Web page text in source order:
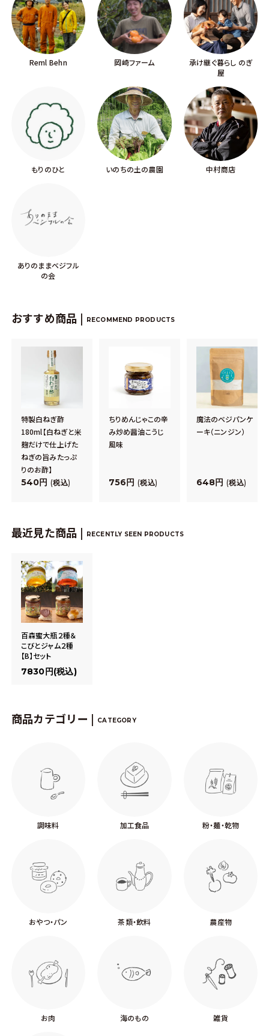
Reml Behn 岡崎ファーム
承け継ぐ暮らし のぎ
屋
もりのひと いのちの土の農園 中村商店
ありのままベジフル
の会
おすすめ商品 | RECOMMEND PRODUCTS
特製白ねぎ酢
180ml【白ねぎと米
麹だけで仕上げた
ねぎの旨みたっぷ
りのお酢】
540 税込
ちりめんじゃこの辛
み炒め醤油こうじ
風味
756 税込
魔法のベジパンケ
ーキ（ニンジン）
648 税込
最近見た商品 | RECENTLY SEEN PRODUCTS
百森蜜大瓶２種＆
こびとジャム２種
【B】セット
7830円(税込)
商品カテゴリー | CATEGORY
調味料 加工食品 粉・麺・乾物
おやつ・パン 茶類・飲料 農産物
お肉 海のもの 雑貨